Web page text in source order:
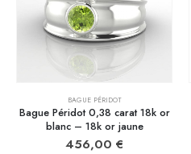
BAGUE PÉRIDOT
Bague Péridot 0,38 carat 18k or
blanc – 18k or jaune
456,00 €